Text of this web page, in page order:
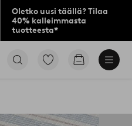
Oletko uusi täällä? Tilaa
40% kalleimmasta
tuotteesta*
Siirry
Siirry